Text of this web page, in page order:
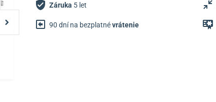
Záruka 5 let
90 dní na bezplatnévrátenie